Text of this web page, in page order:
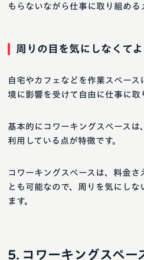
もらないながら仕事に取り組める
周りの目を気にしなくて
自宅やカフェなどを作業スペー
境に影響を受けて自由に仕事に取
基本的にコワーキングスペース
利用している点が特徴です。
コワーキングスペースは、料金
とも可能なので、周りを気にし
ます。
コワーキングスペー